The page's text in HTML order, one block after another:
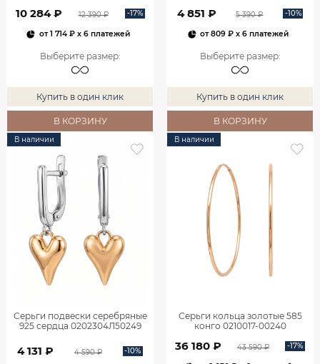
10 284 ₽ 12 390 ₽ -17%
от1 714 ₽x 6 платежей
Выберите размер:
Купить в один клик
В КОРЗИНУ
4 851 ₽ 5 390 ₽ -10%
от809 ₽ x 6 платежей
Выберите размер:
Купить в один клик
В КОРЗИНУ
В наличии
Серьги подвески серебряные
925 сердца 0202304Л50249
4 131 ₽ 4 590 ₽ -10%
В наличии
Серьги кольца золотые 585
конго 0210017-00240
36 180 ₽ 43 590 ₽ -17%